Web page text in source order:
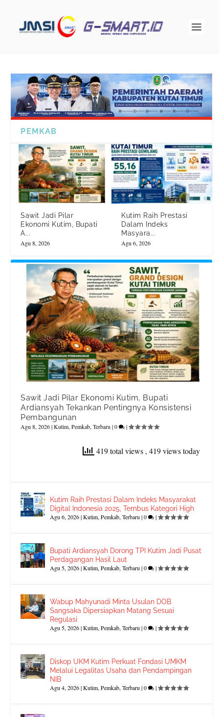
PEMKAB
Sawit Jadi Pilar
Ekonomi Kutim, Bupati
A...
Agu 8, 2026
Kutim Raih Prestasi
Dalam Indeks
Masyara...
Agu 6, 2026
Sawit Jadi Pilar Ekonomi Kutim, Bupati
Ardiansyah Tekankan Pentingnya Konsistensi
Pembangunan
Agu 8, 2026|Kutim,Pemkab,Terbaru |0 |
419 total views , 419 views today
Kutim Raih Prestasi Dalam Indeks Masyarakat
Digital Indonesia 2025, Tembus Kategori High
Agu 6, 2026|Kutim,Pemkab,Terbaru |0 |
Bupati Ardiansyah Dorong TPI Kutim Jadi Pusat
Perdagangan Hasil Laut
Agu 5, 2026|Kutim,Pemkab,Terbaru |0 |
Wabup Mahyunadi Minta Usulan DOB
Sangsaka Dipersiapkan Matang Sesuai
Regulasi
Agu 5, 2026|Kutim,Pemkab,Terbaru |0 |
Diskop UKM Kutim Perkuat Fondasi UMKM
Melalui Legalitas Usaha dan Pendampingan
NIB
Agu 4, 2026|Kutim,Pemkab,Terbaru |0 |